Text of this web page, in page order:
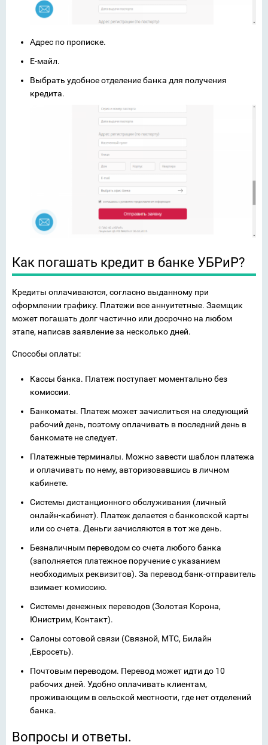
Адрес по прописке.
Е-майл.
Выбрать удобное отделение банка для получения
кредита.
Как погашать кредит в банке УБРиР?
Кредиты оплачиваются, согласно выданному при
оформлении графику. Платежи все аннуитетные. Заемщик
может погашать долг частично или досрочно на любом
этапе, написав заявление за несколько дней.
Способы оплаты:
Кассы банка. Платеж поступает моментально без
комиссии.
Банкоматы. Платеж может зачислиться на следующий
рабочий день, поэтому оплачивать в последний день в
банкомате не следует.
Платежные терминалы. Можно завести шаблон платежа
и оплачивать по нему, авторизовавшись в личном
кабинете.
Системы дистанционного обслуживания (личный
онлайн-кабинет). Платеж делается с банковской карты
или со счета. Деньги зачисляются в тот же день.
Безналичным переводом со счета любого банка
(заполняется платежное поручение с указанием
необходимых реквизитов). За перевод банк-отправитель
взимает комиссию.
Системы денежных переводов (Золотая Корона,
Юнистрим, Контакт).
Салоны сотовой связи (Связной, МТС, Билайн
,Евросеть).
Почтовым переводом. Перевод может идти до 10
рабочих дней. Удобно оплачивать клиентам,
проживающим в сельской местности, где нет отделений
банка.
Вопросы и ответы.